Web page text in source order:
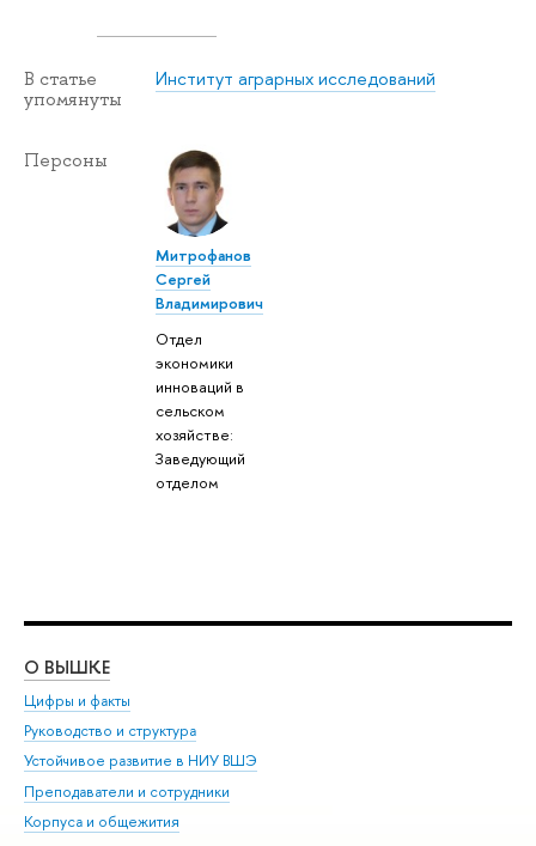
В статье
упомянуты
Институт аграрных исследований
Персоны
Митрофанов
Сергей
Владимирович
Отдел
экономики
инноваций в
сельском
хозяйстве:
Заведующий
отделом
О ВЫШКЕ
Цифры и факты
Руководство и структура
Устойчивое развитие в НИУ ВШЭ
Преподаватели и сотрудники
Корпуса и общежития